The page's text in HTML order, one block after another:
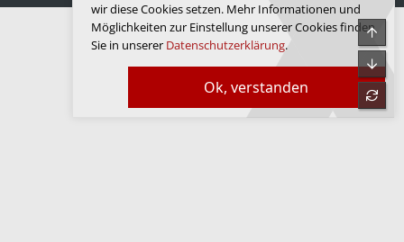
Ok, verstanden
wir diese Cookies setzen. Mehr Informationen und
Möglichkeiten zur Einstellung unserer Cookies finden
Sie in unserer Datenschutzerklärung.